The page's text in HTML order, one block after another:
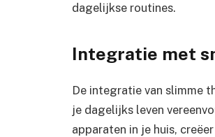
dagelijkse routines.
Integratie met
De integratie van slimme
je dagelijks leven
apparaten in je huis,